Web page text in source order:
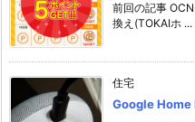
前回の記事
換え(TOKAIホ ...
住宅
Google Home